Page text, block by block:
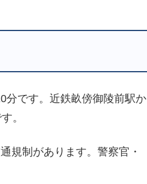
分です。近鉄畝傍御陵前駅か
。
規制があります。警察官・